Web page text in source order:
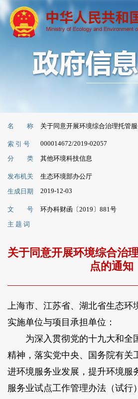
名 称 关于同意开展环境综合治理托管
索 引 号 000014672/2019-02057
分 类 其他环境科技信息
发布机关
生态环境部办公厅
生成日期
2019-12-03
文 号
环办科财函〔2019〕881号
主 题 词
关于同意开展环境综合治
点的通知
上海市、江苏省、湖北省生态环
实施单位与项目承担单位：
为深入贯彻党的十九大和全
精神，落实党中央、国务院有关
进环境服务业发展，提升环境服
服务业试点工作管理办法（试行